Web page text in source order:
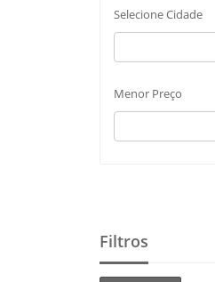
Selecione Cidade
Menor Preço
Filtros